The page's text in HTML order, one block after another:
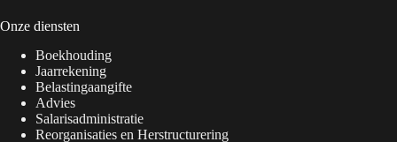
Onze diensten
Boekhouding
Jaarrekening
Belastingaangifte
Advies
Salarisadministratie
Reorganisaties en Herstructurering